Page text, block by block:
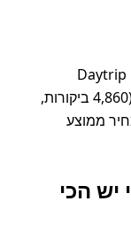
Daytrip
speaking driver – דירוג 4.8/5 (4,860 ביקורות,
1.7 שעות, מחיר ממוצע
יש הכי